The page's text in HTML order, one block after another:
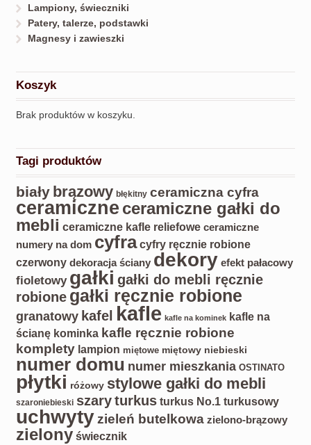
Lampiony, świeczniki
Patery, talerze, podstawki
Magnesy i zawieszki
Koszyk
Brak produktów w koszyku.
Tagi produktów
biały brązowy błękitny ceramiczna cyfra
ceramiczne ceramiczne gałki do
mebli ceramiczne kafle reliefowe ceramiczne
numery na dom cyfra cyfry ręcznie robione
czerwony dekoracja ściany dekory efekt pałacowy
fioletowy gałki gałki do mebli ręcznie
robione gałki ręcznie robione
granatowy kafel kafle kafle na kominek
kafle na
ścianę kominka kafle ręcznie robione
komplety lampion miętowe miętowy niebieski
numer domu numer mieszkania OSTINATO
płytki różowy stylowe gałki do mebli
szaroniebieski szaryturkus turkus No.1 turkusowy
uchwyty zieleń butelkowa zielono-brązowy
zielony świecznik